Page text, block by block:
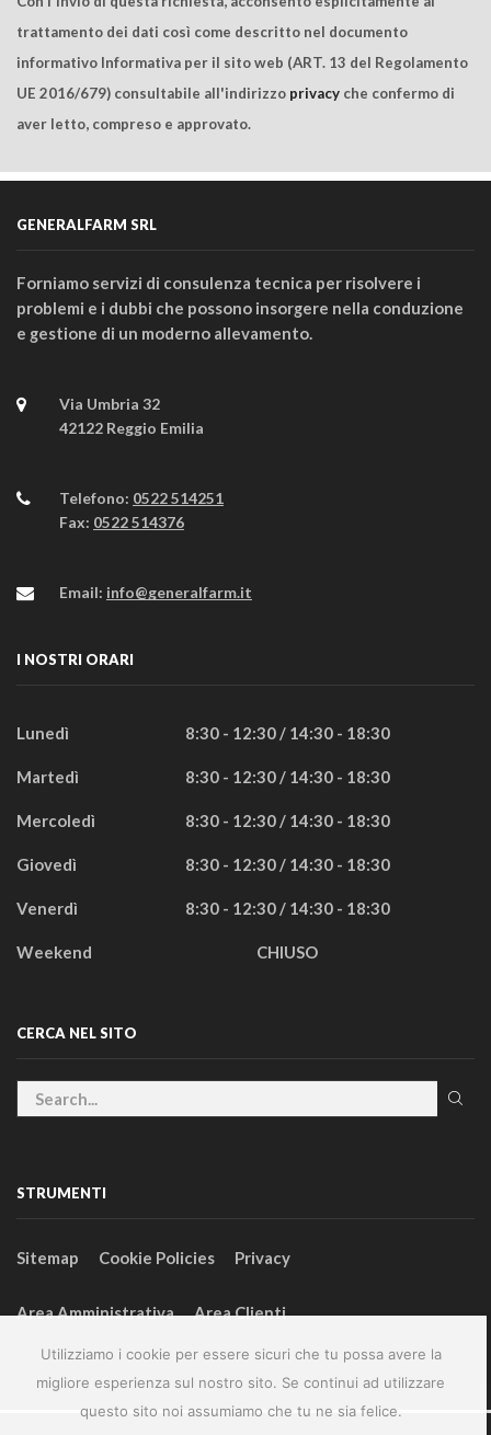
Utilizziamo i cookie per essere sicuri che tu possa avere la
migliore esperienza sul nostro sito. Se continui ad utilizzare
questo sito noi assumiamo che tu ne sia felice.
trattamento dei dati così come descritto nel documento
informativo Informativa per il sito web (ART. 13 del Regolamento
UE 2016/679) consultabile all'indirizzo privacy che confermo di
aver letto, compreso e approvato.
GENERALFARM SRL
Forniamo servizi di consulenza tecnica per risolvere i
problemi e i dubbi che possono insorgere nella conduzione
e gestione di un moderno allevamento.
Via Umbria 32
42122 Reggio Emilia
Telefono: 0522 514251
Fax: 0522 514376
Email: info@generalfarm.it
I NOSTRI ORARI
Lunedì 8:30 - 12:30 / 14:30 - 18:30
Martedì 8:30 - 12:30 / 14:30 - 18:30
Mercoledì 8:30 - 12:30 / 14:30 - 18:30
Giovedì 8:30 - 12:30 / 14:30 - 18:30
Venerdì 8:30 - 12:30 / 14:30 - 18:30
Weekend CHIUSO
CERCA NEL SITO
STRUMENTI
Sitemap Cookie Policies Privacy
Area Amministrativa Area Clienti